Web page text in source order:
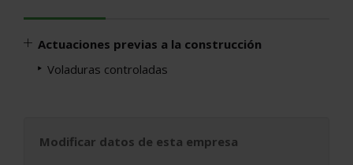
Actuaciones previas a la construcción
Voladuras controladas
Modificar datos de esta empresa